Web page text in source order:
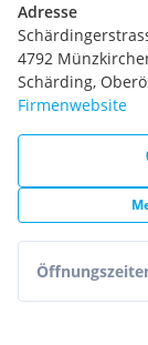
Adresse
4792
Schärding,
Firmenwebsite